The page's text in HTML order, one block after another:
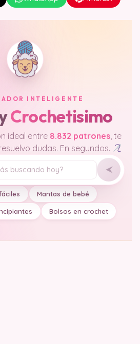
INTELIGENTE
Crochetisimo
ideal entre 8.832 patrones , te
dudas. En segundos.
Mantas de bebé
Bolsos en crochet